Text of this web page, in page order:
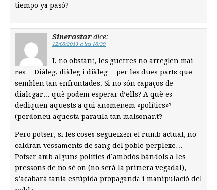
tiempo ya pasó?
Sinerastar dice:
12/08/2013 a las 18:39
I, no obstant, les guerres no arreglen mai
res… Diàleg, diàleg i diàleg… per les dues parts que
semblen tan enfrontades. Si no són capaços de
dialogar… què podem esperar d’ells? A què es
dediquen aquests a qui anomenem «polítics»?
(perdoneu aquesta paraula tan malsonant?
Però potser, si les coses segueixen el rumb actual, no
caldran vessaments de sang del poble perplexe…
Potser amb alguns polítics d’ambdós bàndols a les
pressons de no sé on (no serà la primera vegada!),
s’acabarà tanta estúpida propaganda i manipulació del